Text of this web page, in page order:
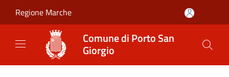
Regione Marche
Comune di Porto San
Giorgio